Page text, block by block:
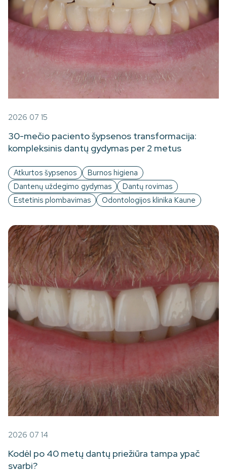
2026 07 15
30-mečio paciento šypsenos transformacija:
kompleksinis dantų gydymas per 2 metus
Atkurtos šypsenos
Burnos higiena
Dantenų uždegimo gydymas
Dantų rovimas
Estetinis plombavimas
Odontologijos klinika Kaune
2026 07 14
Kodėl po 40 metų dantų priežiūra tampa ypač
svarbi?